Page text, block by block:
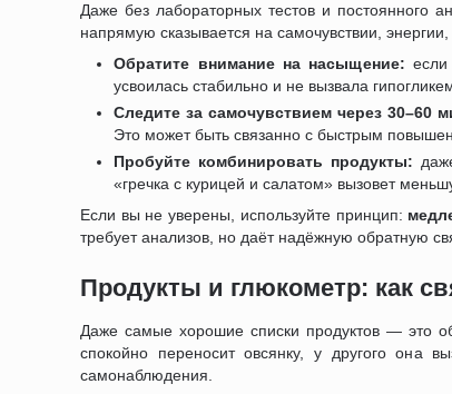
Даже без лабораторных тестов и постоянного
напрямую сказывается на самочувствии,
Обратите внимание на насыщение:
усвоилась стабильно и не вызвала
Следите за самочувствием через 30–60
Это может быть связанно с быстрым
Пробуйте комбинировать продукты:
«гречка с курицей и салатом» вызовет
Если вы не уверены, используйте принцип:
требует анализов, но даёт надёжную обратную
Продукты и глюкометр: как
Даже самые хорошие списки продуктов — это
спокойно переносит овсянку, у другого она
самонаблюдения.